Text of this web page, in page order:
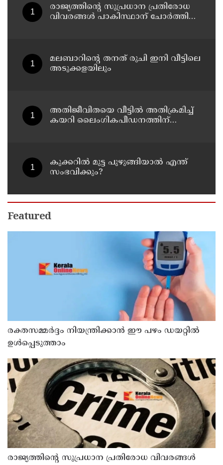
രാജ്യത്തിന്റെ സുപ്രധാന പ്രതിരോധ
വിവരങ്ങൾ പാകിസ്ഥാന് ചോർത്തി
മലബാറിന്റെ തനത് രുചി ഇനി വീട്ടിലെ
അടുക്കളയിലും
അതിജീവിതയെ വീട്ടിൽ അതിക്രമിച്ച്
കയറി ലൈംഗികപീഡനത്തിന്
ചെയ്ത കേസ് : പ്രതി പിടിയിൽ
കുക്കറിൽ മുട്ട പുഴുങ്ങിയാൽ എന്ത്
സംഭവിക്കും?
Featured
രക്തസമ്മർദ്ദം നിയന്ത്രിക്കാൻ ഈ പഴം ഡയറ്റിൽ
ഉൾപ്പെടുത്താം
രാജ്യത്തിന്റെ സുപ്രധാന പ്രതിരോധ വിവരങ്ങൾ